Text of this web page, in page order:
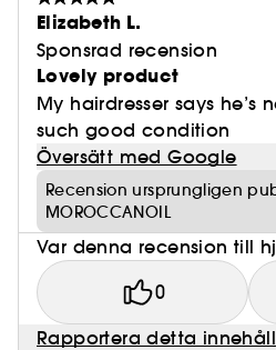
Elizabeth L.
Sponsrad recension
Lovely product
My hairdresser says he’s
such good condition
Översätt med Google
Recension ursprungligen
MOROCCANOIL
Var denna recension till
0
Rapportera detta innehåll